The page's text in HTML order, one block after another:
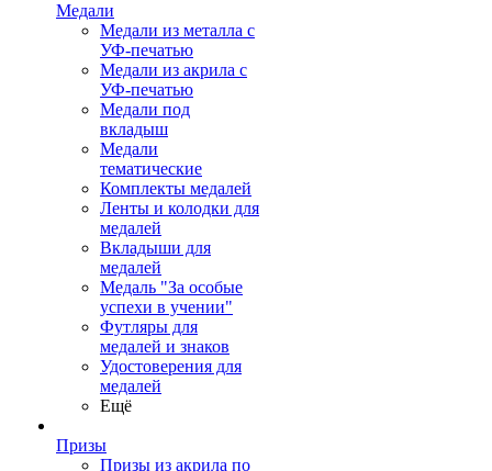
Медали
Медали из металла с
УФ-печатью
Медали из акрила с
УФ-печатью
Медали под
вкладыш
Медали
тематические
Комплекты медалей
Ленты и колодки для
медалей
Вкладыши для
медалей
Медаль "За особые
успехи в учении"
Футляры для
медалей и знаков
Удостоверения для
медалей
Ещё
Призы
Призы из акрила по